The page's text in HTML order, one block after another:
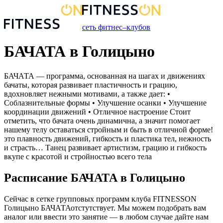
сеть фитнес–клубов
БАЧАТА в Голицыно
БАЧАТА — программа, основанная на шагах и движениях
бачаты, которая развивает пластичность и грацию,
вдохновляет нежными мотивами, а также дает: •
Соблазнительные формы • Улучшение осанки • Улучшение
координации движений • Отличное настроение Стоит
отметить, что бачата очень динамична, а значит помогает
нашему телу оставаться стройным и быть в отличной форме!
это плавность движений, гибкость и пластика тел, нежность
и страсть… Танец развивает артистизм, грацию и гибкость
вкупе с красотой и стройностью всего тела
Расписание БАЧАТА в Голицыно
Сейчас в сетке групповых программ клуба FITNESSON
Голицыно БАЧАТАотстутствует. Мы можем подобрать вам
аналог или ввести это занятие — в любом случае дайте нам